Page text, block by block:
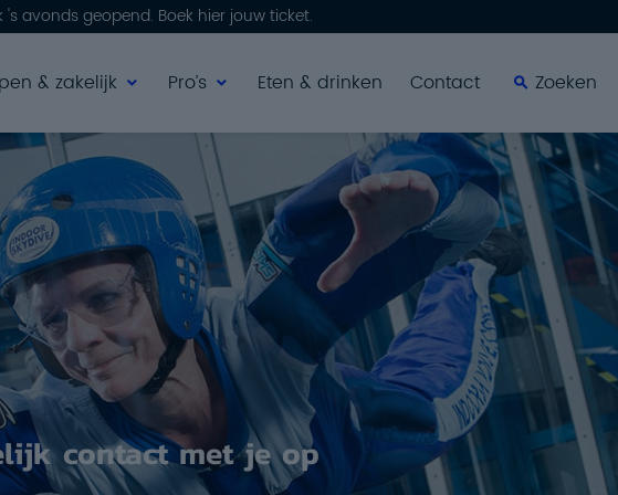
avonds geopend. Boek hier jouw ticket.
Coaching
Get Your Wings Night
Events
& zakelijk Pro’s Eten & drinken Contact Zoeken
contact met je op